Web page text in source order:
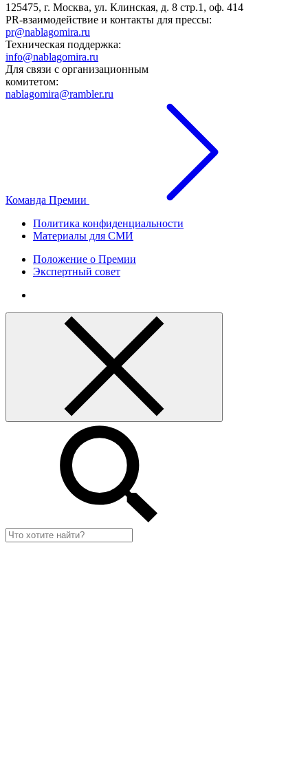
125475, г. Москва, ул. Клинская, д. 8 стр.1, оф. 414
PR-взаимодействие и контакты для прессы:
pr@nablagomira.ru
Техническая поддержка:
info@nablagomira.ru
Для связи с организационным
комитетом:
nablagomira@rambler.ru
Команда Премии
Политика конфиденциальности
Материалы для СМИ
Положение о Премии
Экспертный совет